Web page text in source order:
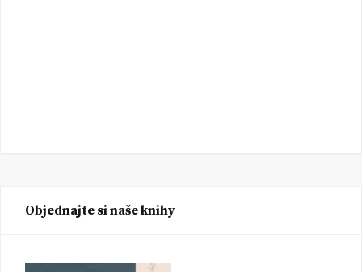
Objednajte si naše knihy